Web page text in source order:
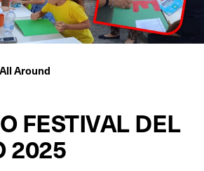
Around
FESTIVAL DEL
2025